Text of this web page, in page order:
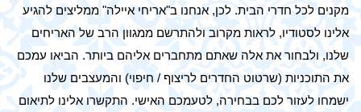
מקנים לכל חדרי הבית. לכן, אנחנו ב"אריחי איילה" ממליצים להגיע
אלינו לסטודיו, לראות מקרוב ולהתרשם ממגוון הרב של האריחים
שלנו, ולבחור את אלה שאתם מתחברים אליהם ביותר. הביאו עמכם
את התוכניות (שרטוט החדרים לריצוף / חיפוי) והמעצבים שלנו
ישמחו לעזור לכם בבחירה, לטעמכם האישי. התקשרו אלינו לתיאום